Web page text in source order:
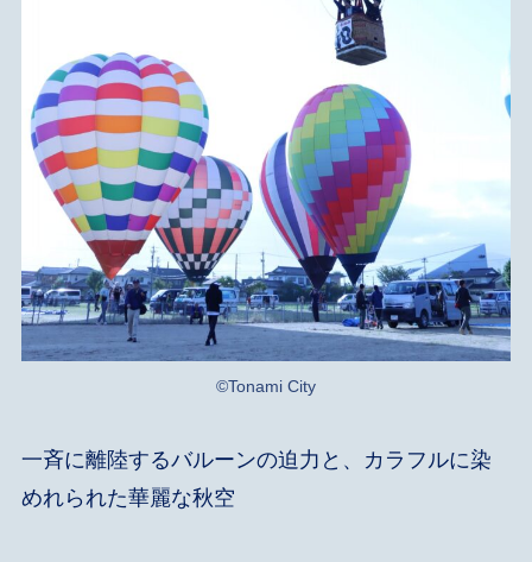
©Tonami City
一斉に離陸するバルーンの迫力と、カラフルに染
めれられた華麗な秋空